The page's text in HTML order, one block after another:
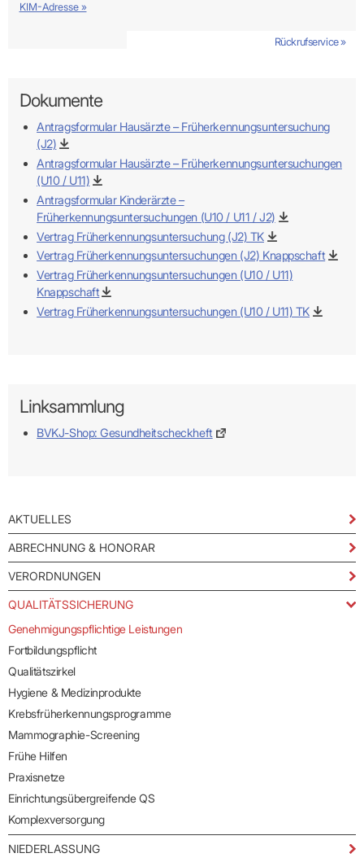
AKTUELLES
ABRECHNUNG & HONORAR
VERORDNUNGEN
QUALITÄTSSICHERUNG
Genehmigungspflichtige Leistungen
Fortbildungspflicht
Qualitätszirkel
Hygiene & Medizinprodukte
Krebsfrüherkennungsprogramme
Mammographie-Screening
Frühe Hilfen
Praxisnetze
Einrichtungsübergreifende QS
Komplexversorgung
NIEDERLASSUNG
KIM als sicheren Übertragungsweg zur KVBW
nutzen
schützenswerte Daten
an die KVBW übermitteln
Damit Nachrichten bei einem KIM-Adressaten
KIM-Adresse »
Rückrufservice »
Dokumente
Antragsformular Hausärzte – Früherkennungsuntersuchung
(J2)
Antragsformular Hausärzte – Früherkennungsuntersuchungen
(U10 / U11)
Antragsformular Kinderärzte –
Früherkennungsuntersuchungen (U10 / U11 / J2)
Vertrag Früherkennungsuntersuchung (J2) TK
Vertrag Früherkennungsuntersuchungen (J2) Knappschaft
Vertrag Früherkennungsuntersuchungen (U10 / U11)
Knappschaft
Vertrag Früherkennungsuntersuchungen (U10 / U11) TK
Linksammlung
BVKJ-Shop: Gesundheitscheckheft